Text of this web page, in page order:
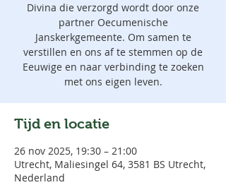
Divina die verzorgd wordt door onze
partner Oecumenische
Janskerkgemeente. Om samen te
verstillen en ons af te stemmen op de
Eeuwige en naar verbinding te zoeken
met ons eigen leven.
Tijd en locatie
26 nov 2025, 19:30 – 21:00
Utrecht, Maliesingel 64, 3581 BS Utrecht,
Nederland